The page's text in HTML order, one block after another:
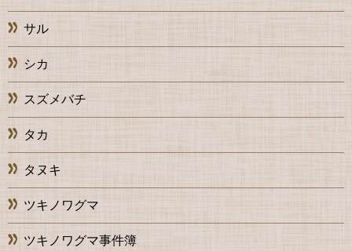
サル
シカ
スズメバチ
タカ
タヌキ
ツキノワグマ
ツキノワグマ事件簿